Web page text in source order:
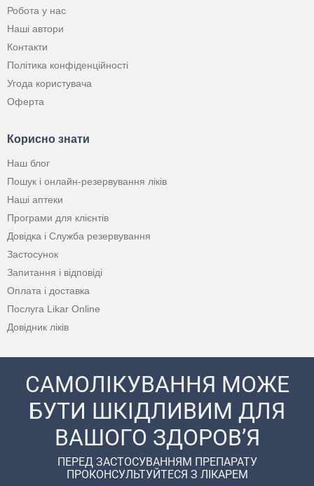
Робота у нас
Наші автори
Контакти
Політика конфіденційності
Угода користувача
Оферта
Корисно знати
Наш блог
Пошук і онлайн-резервування ліків
Наші аптеки
Програми для клієнтів
Довідка і Служба резервування
Застосунок
Запитання і відповіді
Оплата і доставка
Послуга Likar Online
Довідник ліків
САМОЛІКУВАННЯ МОЖЕ
БУТИ ШКІДЛИВИМ ДЛЯ
ВАШОГО ЗДОРОВ’Я
ПЕРЕД ЗАСТОСУВАННЯМ ПРЕПАРАТУ
ПРОКОНСУЛЬТУЙТЕСЯ З ЛІКАРЕМ